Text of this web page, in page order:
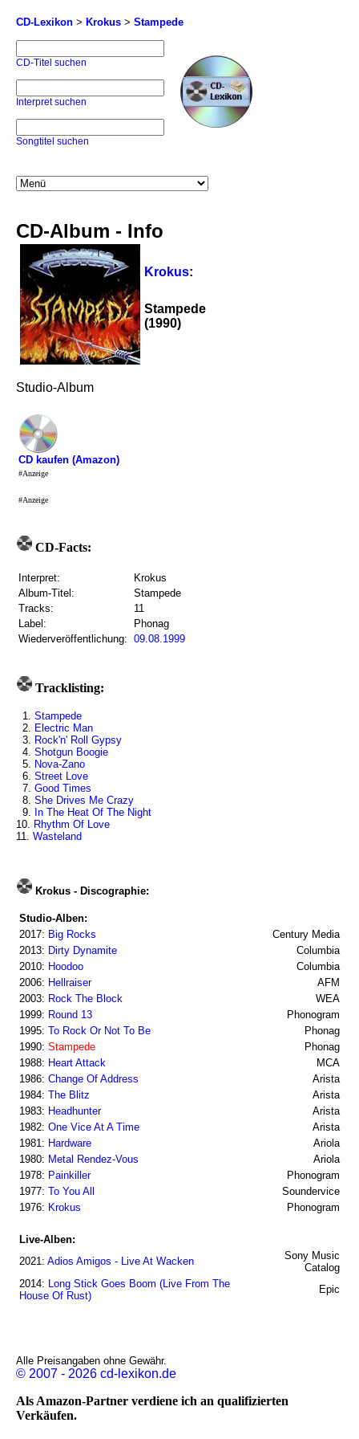
CD-Lexikon > Krokus > Stampede
CD-Titel suchen
Interpret suchen
Songtitel suchen
CD-Album - Info
Krokus:
Stampede
(1990)
Studio-Album
CD kaufen (Amazon)
#Anzeige
#Anzeige
CD-Facts:
Interpret:
Krokus
Album-Titel:
Stampede
Tracks:
11
Label:
Phonag
Wiederveröffentlichung: 09.08.1999
Tracklisting:
1. Stampede
2. Electric Man
3. Rock'n' Roll Gypsy
4. Shotgun Boogie
5. Nova-Zano
6. Street Love
7. Good Times
8. She Drives Me Crazy
9. In The Heat Of The Night
10. Rhythm Of Love
11. Wasteland
Krokus - Discographie:
Studio-Alben:
2017: Big Rocks
Century Media
2013: Dirty Dynamite
Columbia
2010: Hoodoo
Columbia
2006: Hellraiser
AFM
2003: Rock The Block
WEA
1999: Round 13
Phonogram
1995: To Rock Or Not To Be
Phonag
1990: Stampede
Phonag
1988: Heart Attack
MCA
1986: Change Of Address
Arista
1984: The Blitz
Arista
1983: Headhunter
Arista
1982: One Vice At A Time
Arista
1981: Hardware
Ariola
1980: Metal Rendez-Vous
Ariola
1978: Painkiller
Phonogram
1977: To You All
Soundervice
1976: Krokus Phonogram
Live-Alben:
2021: Adios Amigos - Live At Wacken
Sony Music
Catalog
2014: Long Stick Goes Boom (Live From The
House Of Rust)
Epic
Alle Preisangaben ohne Gewähr.
© 2007 - 2026 cd-lexikon.de
Als Amazon-Partner verdiene ich an qualifizierten
Verkäufen.